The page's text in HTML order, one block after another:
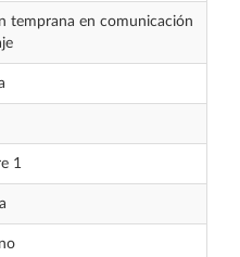
temprana en comunicación
1